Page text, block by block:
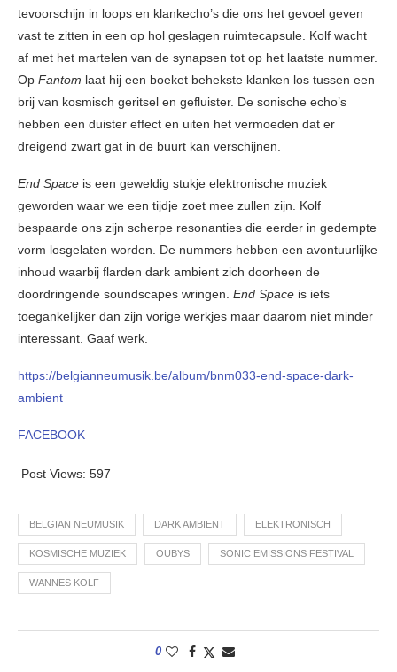
tevoorschijn in loops en klankecho’s die ons het gevoel geven
vast te zitten in een op hol geslagen ruimtecapsule. Kolf wacht
af met het martelen van de synapsen tot op het laatste nummer.
Op Fantom laat hij een boeket behekste klanken los tussen een
brij van kosmisch geritsel en gefluister. De sonische echo’s
hebben een duister effect en uiten het vermoeden dat er
dreigend zwart gat in de buurt kan verschijnen.
End Space is een geweldig stukje elektronische muziek
geworden waar we een tijdje zoet mee zullen zijn. Kolf
bespaarde ons zijn scherpe resonanties die eerder in gedempte
vorm losgelaten worden. De nummers hebben een avontuurlijke
inhoud waarbij flarden dark ambient zich doorheen de
doordringende soundscapes wringen. End Space is iets
toegankelijker dan zijn vorige werkjes maar daarom niet minder
interessant. Gaaf werk.
https://belgianneumusik.be/album/bnm033-end-space-dark-
ambient
FACEBOOK
Post Views: 597
BELGIAN NEUMUSIK DARK AMBIENT ELEKTRONISCH
KOSMISCHE MUZIEK OUBYS SONIC EMISSIONS FESTIVAL
WANNES KOLF
0